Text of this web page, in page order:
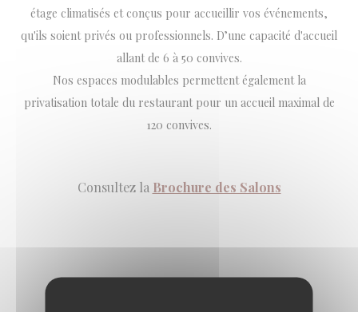
étage climatisés et conçus pour accueillir vos événements,
qu'ils soient privés ou professionnels. D’une capacité d'accueil
allant de 6 à 50 convives.
Nos espaces modulables permettent également la
privatisation totale du restaurant pour un accueil maximal de
120 convives.
Consultez la Brochure des Salons